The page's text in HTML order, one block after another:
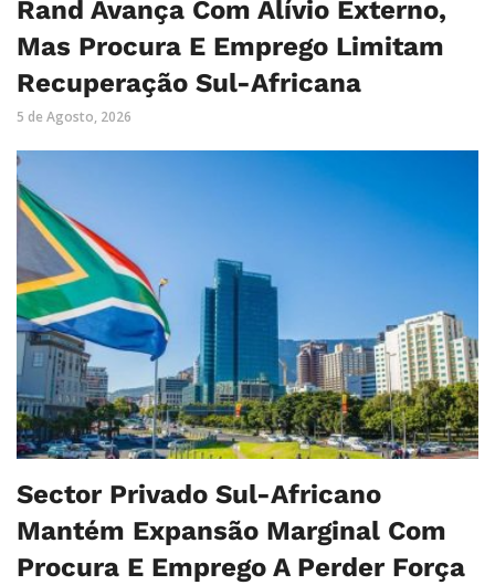
Rand Avança Com Alívio Externo,
Mas Procura E Emprego Limitam
Recuperação Sul-Africana
5 de Agosto, 2026
Sector Privado Sul-Africano
Mantém Expansão Marginal Com
Procura E Emprego A Perder Força